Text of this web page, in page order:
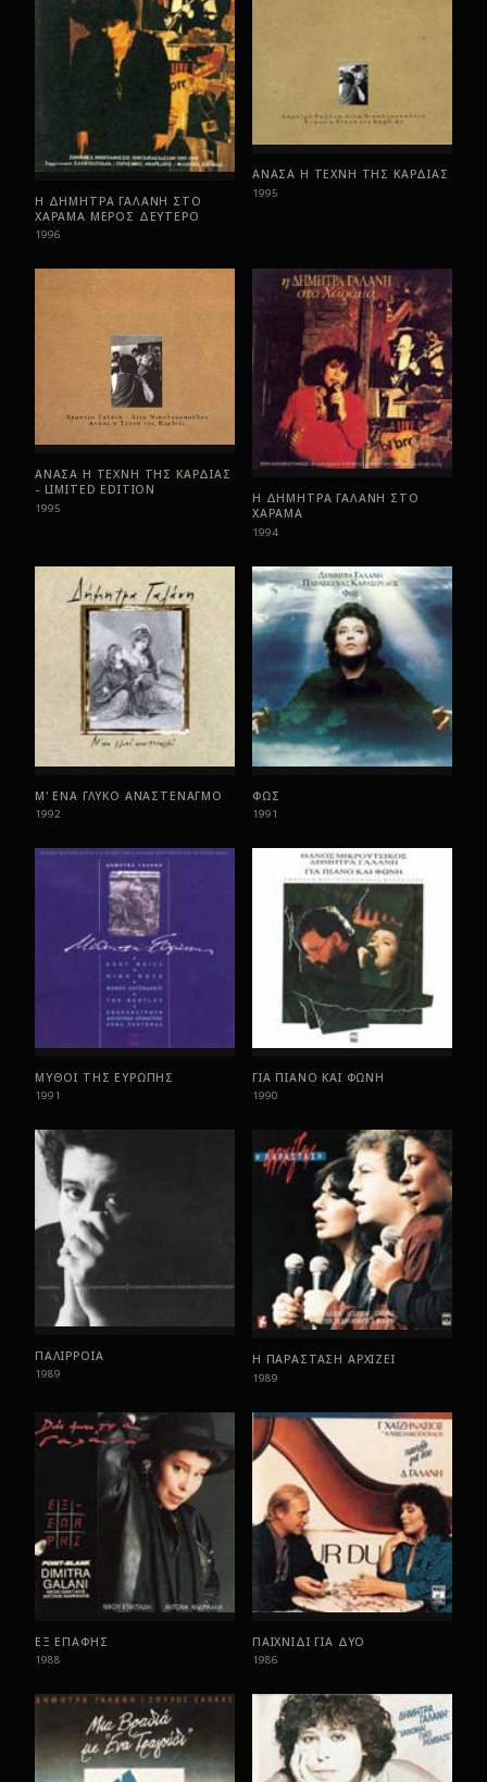
Η ΔΗΜΗΤΡΑ ΓΑΛΑΝΗ ΣΤΟ
ΧΑΡΑΜΑ ΜΕΡΟΣ ΔΕΥΤΕΡΟ
1996
ΑΝΑΣΑ Η ΤΕΧΝΗ ΤΗΣ ΚΑΡΔΙΑΣ
1995
ΑΝΑΣΑ Η ΤΕΧΝΗ ΤΗΣ ΚΑΡΔΙΑΣ
- LIMITED EDITION
1995
Η ΔΗΜΗΤΡΑ ΓΑΛΑΝΗ ΣΤΟ
ΧΑΡΑΜΑ
1994
Μ' ΕΝΑ ΓΛΥΚΟ ΑΝΑΣΤΕΝΑΓΜΟ
1992
ΦΩΣ
1991
ΜΥΘΟΙ ΤΗΣ ΕΥΡΩΠΗΣ
1991
ΓΙΑ ΠΙΑΝΟ ΚΑΙ ΦΩΝΗ
1990
ΠΑΛΙΡΡΟΙΑ
1989
Η ΠΑΡΑΣΤΑΣΗ ΑΡΧΙΖΕΙ
1989
ΕΞ ΕΠΑΦΗΣ
1988
ΠΑΙΧΝΙΔΙ ΓΙΑ ΔΥΟ
1986